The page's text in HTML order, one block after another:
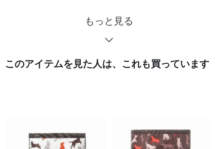
もっと見る
このアイテムを見た人は、これも買っています